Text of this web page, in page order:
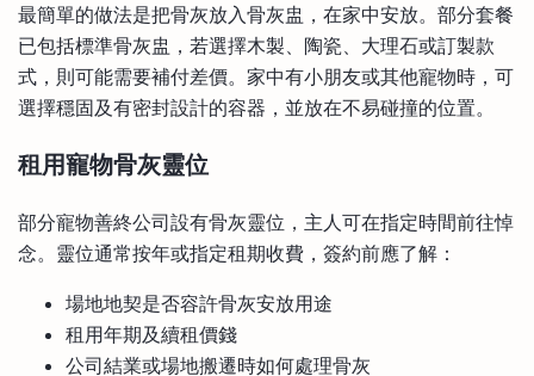
最簡單的做法是把骨灰放入骨灰盅，在家中安放。部分套餐
已包括標準骨灰盅，若選擇木製、陶瓷、大理石或訂製款
式，則可能需要補付差價。家中有小朋友或其他寵物時，可
選擇穩固及有密封設計的容器，並放在不易碰撞的位置。
租用寵物骨灰靈位
部分寵物善終公司設有骨灰靈位，主人可在指定時間前往悼
念。靈位通常按年或指定租期收費，簽約前應了解：
場地地契是否容許骨灰安放用途
租用年期及續租價錢
公司結業或場地搬遷時如何處理骨灰